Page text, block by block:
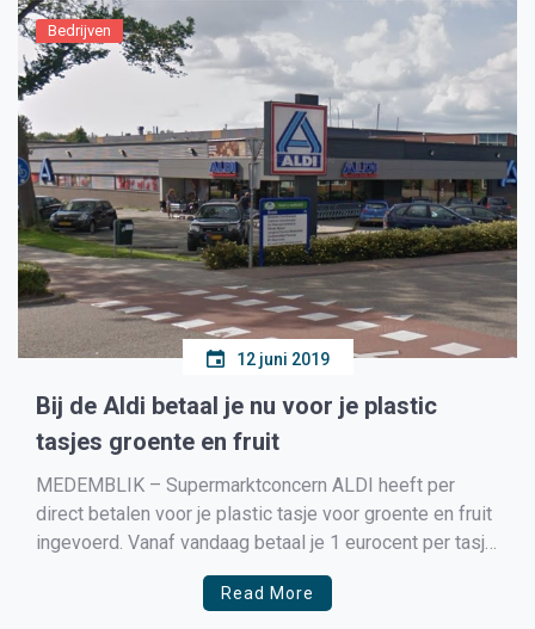
Bedrijven
12 juni 2019
Bij de Aldi betaal je nu voor je plastic
tasjes groente en fruit
MEDEMBLIK – Supermarktconcern ALDI heeft per
direct betalen voor je plastic tasje voor groente en fruit
ingevoerd. Vanaf vandaag betaal je 1 eurocent per tasje.
ALDI heeft deze stap genomen om het gebruik van
plastic tasjes terug te dringen.
Read More